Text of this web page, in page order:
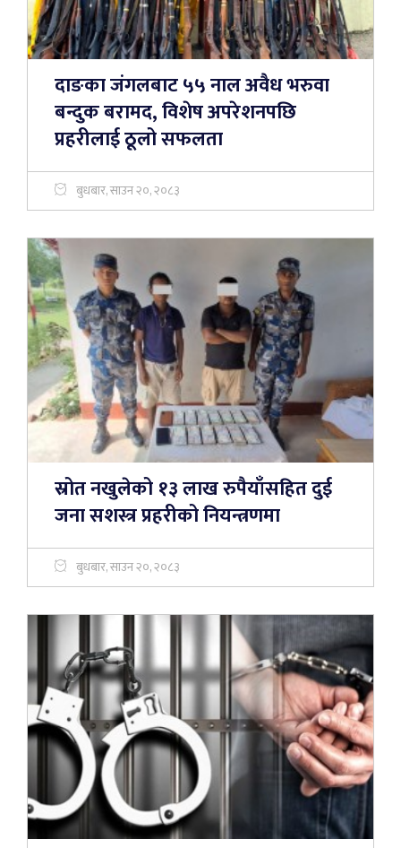
दाङका जंगलबाट ५५ नाल अवैध भरुवा
बन्दुक बरामद, विशेष अपरेशनपछि
प्रहरीलाई ठूलो सफलता
बुधबार, साउन २०, २०८३
स्रोत नखुलेको १३ लाख रुपैयाँसहित दुई
जना सशस्त्र प्रहरीको नियन्त्रणमा
बुधबार, साउन २०, २०८३